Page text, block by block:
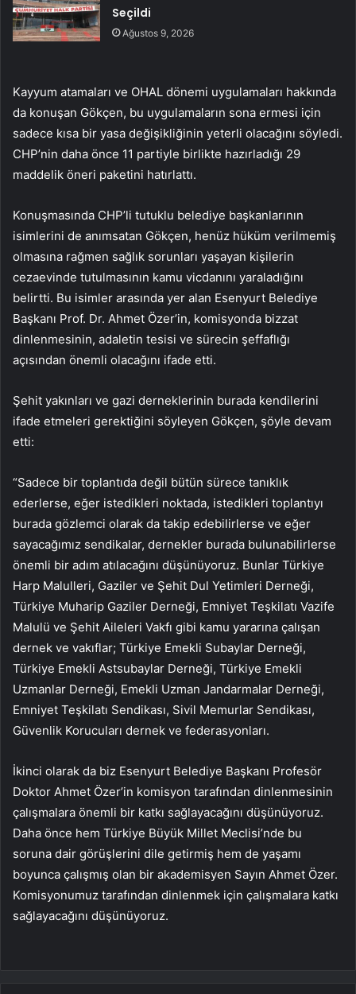
Seçildi
Ağustos 9, 2026
Kayyum atamaları ve OHAL dönemi uygulamaları hakkında
da konuşan Gökçen, bu uygulamaların sona ermesi için
sadece kısa bir yasa değişikliğinin yeterli olacağını söyledi.
CHP’nin daha önce 11 partiyle birlikte hazırladığı 29
maddelik öneri paketini hatırlattı.
Konuşmasında CHP’li tutuklu belediye başkanlarının
isimlerini de anımsatan Gökçen, henüz hüküm verilmemiş
olmasına rağmen sağlık sorunları yaşayan kişilerin
cezaevinde tutulmasının kamu vicdanını yaraladığını
belirtti. Bu isimler arasında yer alan Esenyurt Belediye
Başkanı Prof. Dr. Ahmet Özer’in, komisyonda bizzat
dinlenmesinin, adaletin tesisi ve sürecin şeffaflığı
açısından önemli olacağını ifade etti.
Şehit yakınları ve gazi derneklerinin burada kendilerini
ifade etmeleri gerektiğini söyleyen Gökçen, şöyle devam
etti:
“Sadece bir toplantıda değil bütün sürece tanıklık
ederlerse, eğer istedikleri noktada, istedikleri toplantıyı
burada gözlemci olarak da takip edebilirlerse ve eğer
sayacağımız sendikalar, dernekler burada bulunabilirlerse
önemli bir adım atılacağını düşünüyoruz. Bunlar Türkiye
Harp Malulleri, Gaziler ve Şehit Dul Yetimleri Derneği,
Türkiye Muharip Gaziler Derneği, Emniyet Teşkilatı Vazife
Malulü ve Şehit Aileleri Vakfı gibi kamu yararına çalışan
dernek ve vakıflar; Türkiye Emekli Subaylar Derneği,
Türkiye Emekli Astsubaylar Derneği, Türkiye Emekli
Uzmanlar Derneği, Emekli Uzman Jandarmalar Derneği,
Emniyet Teşkilatı Sendikası, Sivil Memurlar Sendikası,
Güvenlik Korucuları dernek ve federasyonları.
İkinci olarak da biz Esenyurt Belediye Başkanı Profesör
Doktor Ahmet Özer’in komisyon tarafından dinlenmesinin
çalışmalara önemli bir katkı sağlayacağını düşünüyoruz.
Daha önce hem Türkiye Büyük Millet Meclisi’nde bu
soruna dair görüşlerini dile getirmiş hem de yaşamı
boyunca çalışmış olan bir akademisyen Sayın Ahmet Özer.
Komisyonumuz tarafından dinlenmek için çalışmalara katkı
sağlayacağını düşünüyoruz.